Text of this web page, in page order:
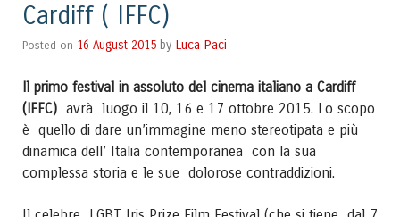
Cardiff ( IFFC)
Posted on 16 August 2015 by Luca Paci
Il primo festival in assoluto del cinema italiano a Cardiff
(IFFC) avrà luogo il 10, 16 e 17 ottobre 2015. Lo scopo
è quello di dare un’immagine meno stereotipata e più
dinamica dell’ Italia contemporanea con la sua
complessa storia e le sue dolorose contraddizioni.